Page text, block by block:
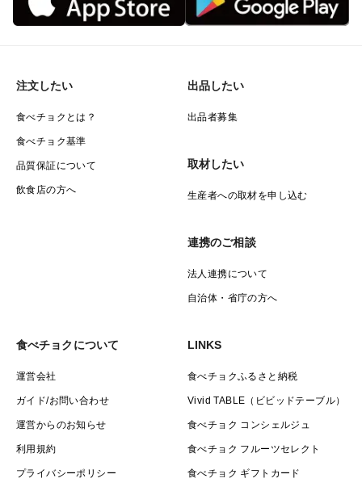
注文したい
食べチョクとは？
食べチョク基準
品質保証について
飲食店の方へ
出品したい
出品者募集
取材したい
生産者への取材を申し込む
連携のご相談
法人連携について
自治体・省庁の方へ
食べチョクについて
運営会社
ガイド/お問い合わせ
運営からのお知らせ
利用規約
プライバシーポリシー
LINKS
食べチョクふるさと納税
Vivid TABLE（ビビッドテーブル）
食べチョク コンシェルジュ
食べチョク フルーツセレクト
食べチョク ギフトカード